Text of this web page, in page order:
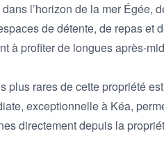
l’horizon de la mer Égée,
de détente, de repas et
à profiter de longues après-
plus rares de cette propriété
exceptionnelle à Kéa,
directement depuis la